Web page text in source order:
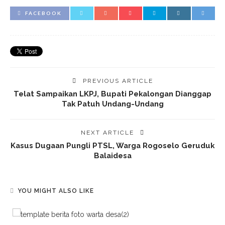
FACEBOOK
PREVIOUS ARTICLE
Telat Sampaikan LKPJ, Bupati Pekalongan Dianggap
Tak Patuh Undang-Undang
NEXT ARTICLE
Kasus Dugaan Pungli PTSL, Warga Rogoselo Geruduk
Balaidesa
YOU MIGHT ALSO LIKE